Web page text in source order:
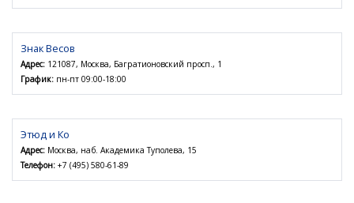
Знак Весов
Адрес: 121087, Москва, Багратионовский просп., 1
График: пн-пт 09:00-18:00
Этюд и Ко
Адрес: Москва, наб. Академика Туполева, 15
Телефон: +7 (495) 580-61-89